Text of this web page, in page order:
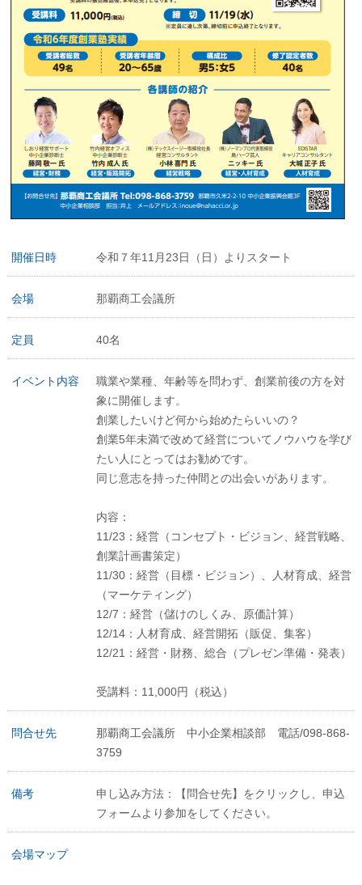
開催日時 令和７年11月23日（日）よりスタート
会場 那覇商工会議所
定員 40名
イベント内容
職業や業種、年齢等を問わず、創業前後の方を対
象に開催します。
創業したいけど何から始めたらいいの？
創業5年未満で改めて経営についてノウハウを学び
たい人にとってはお勧めです。
同じ意志を持った仲間との出会いがあります。
内容：
11/23：経営（コンセプト・ビジョン、経営戦略、
創業計画書策定）
11/30：経営（目標・ビジョン）、人材育成、経営
（マーケティング）
12/7：経営（儲けのしくみ、原価計算）
12/14：人材育成、経営開拓（販促、集客）
12/21：経営・財務、総合（プレゼン準備・発表）
受講料：11,000円（税込）
問合せ先
那覇商工会議所 中小企業相談部 電話/098-868-
3759
備考
申し込み方法：【問合せ先】をクリックし、申込
フォームより参加をしてください。
会場マップ